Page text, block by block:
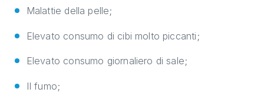
Malattie della pelle;
Elevato consumo di cibi molto piccanti;
Elevato consumo giornaliero di sale;
Il fumo;